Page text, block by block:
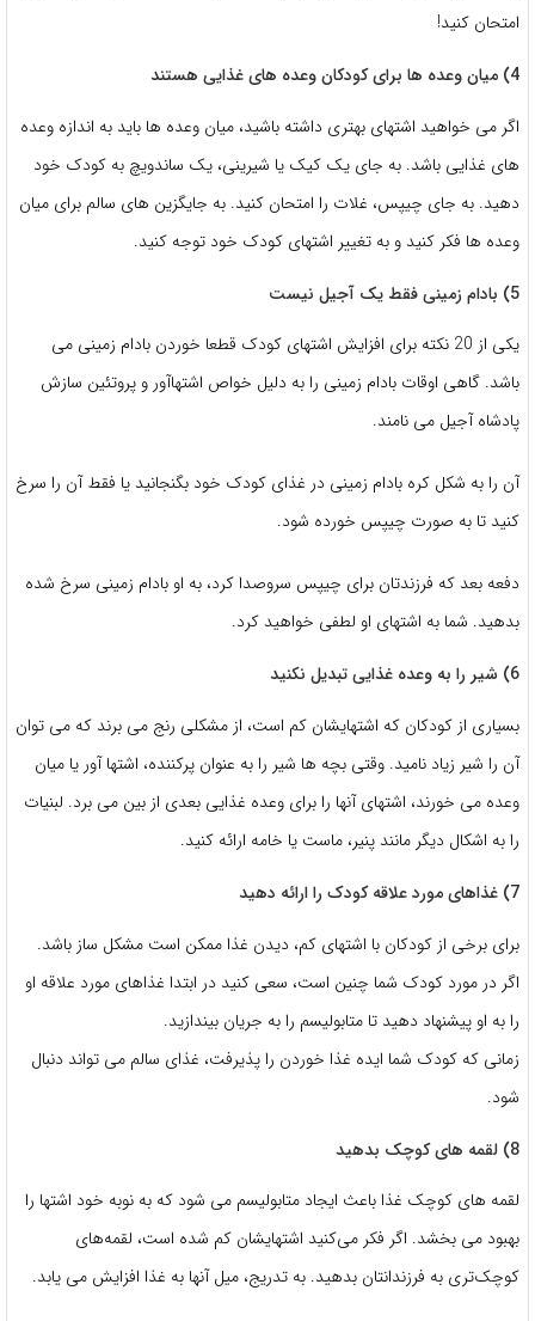
امتحان کنید!
4) میان وعده ها برای کودکان وعده های غذایی هستند
اگر می خواهید اشتهای بهتری داشته باشید، میان وعده ها باید به اندازه وعده
های غذایی باشد. به جای یک کیک یا شیرینی، یک ساندویچ به کودک خود
دهید. به جای چیپس، غلات را امتحان کنید. به جایگزین های سالم برای میان
وعده ها فکر کنید و به تغییر اشتهای کودک خود توجه کنید.
5) بادام زمینی فقط یک آجیل نیست
یکی از 20 نکته برای افزایش اشتهای کودک قطعا خوردن بادام زمینی می
باشد. گاهی اوقات بادام زمینی را به دلیل خواص اشتهاآور و پروتئین سازش
پادشاه آجیل می نامند.
آن را به شکل کره بادام زمینی در غذای کودک خود بگنجانید یا فقط آن را سرخ
کنید تا به صورت چیپس خورده شود.
دفعه بعد که فرزندتان برای چیپس سروصدا کرد، به او بادام زمینی سرخ شده
بدهید. شما به اشتهای او لطفی خواهید کرد.
6) شیر را به وعده غذایی تبدیل نکنید
بسیاری از کودکان که اشتهایشان کم است، از مشکلی رنج می برند که می توان
آن را شیر زیاد نامید. وقتی بچه ها شیر را به عنوان پرکننده، اشتها آور یا میان
وعده می خورند، اشتهای آنها را برای وعده غذایی بعدی از بین می برد. لبنیات
را به اشکال دیگر مانند پنیر، ماست یا خامه ارائه کنید.
7) غذاهای مورد علاقه کودک را ارائه دهید
برای برخی از کودکان با اشتهای کم، دیدن غذا ممکن است مشکل ساز باشد.
اگر در مورد کودک شما چنین است، سعی کنید در ابتدا غذاهای مورد علاقه او
را به او پیشنهاد دهید تا متابولیسم را به جریان بیندازید.
زمانی که کودک شما ایده غذا خوردن را پذیرفت، غذای سالم می تواند دنبال
شود.
8) لقمه های کوچک بدهید
لقمه های کوچک غذا باعث ایجاد متابولیسم می شود که به نوبه خود اشتها را
بهبود می بخشد. اگر فکر می‌کنید اشتهایشان کم شده است، لقمه‌های
کوچک‌تری به فرزندانتان بدهید. به تدریج، میل آنها به غذا افزایش می یابد.